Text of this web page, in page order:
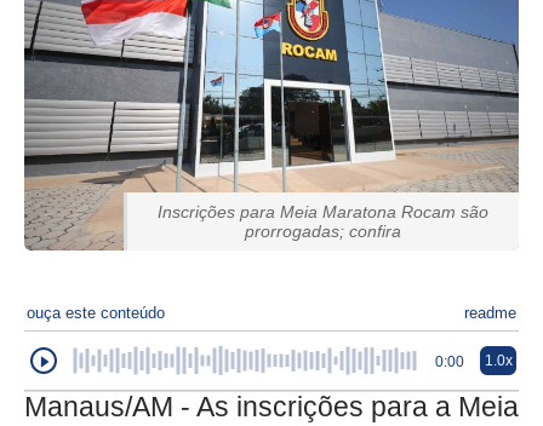
Inscrições para Meia Maratona Rocam são
prorrogadas; confira
ouça este conteúdo readme
0:00 1.0x
Manaus/AM - As inscrições para a Meia